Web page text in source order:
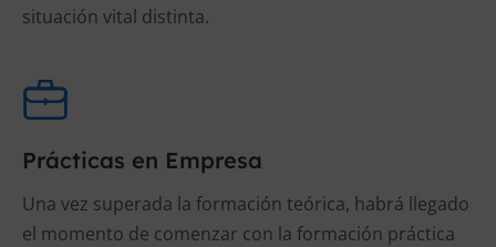
situación vital distinta.
Prácticas en Empresa
Una vez superada la formación teórica, habrá llegado
el momento de comenzar con la formación práctica